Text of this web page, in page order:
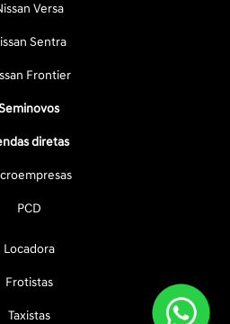
Versa
Sentra
Frontier
diretas
PCD
Locadora
Frotistas
Taxistas